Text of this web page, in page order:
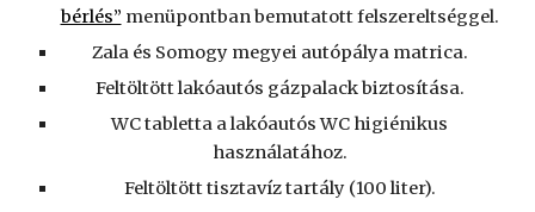
bérlés” menüpontban bemutatott felszereltséggel.
Zala és Somogy megyei autópálya matrica.
Feltöltött lakóautós gázpalack biztosítása.
WC tabletta a lakóautós WC higiénikus
használatához.
Feltöltött tisztavíz tartály (100 liter).